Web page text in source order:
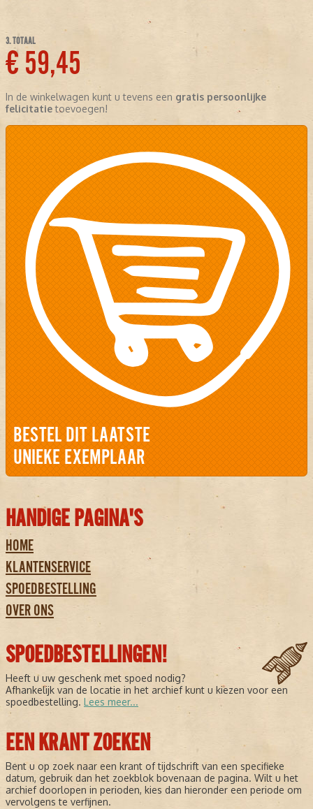
3. TOTAAL
€ 59,45
In de winkelwagen kunt u tevens een gratis persoonlijke
felicitatietoevoegen!
BESTEL DIT LAATSTE
UNIEKE EXEMPLAAR
HANDIGE PAGINA'S
HOME
KLANTENSERVICE
SPOEDBESTELLING
OVER ONS
SPOEDBESTELLINGEN!
Heeft u uw geschenk met spoed nodig?
Afhankelijk van de locatie in het archief kunt u kiezen voor een
spoedbestelling. Lees meer...
EEN KRANT ZOEKEN
Bent u op zoek naar een krant of tijdschrift van een specifieke
datum, gebruik dan het zoekblok bovenaan de pagina. Wilt u het
archief doorlopen in perioden, kies dan hieronder een periode om
vervolgens te verfijnen.